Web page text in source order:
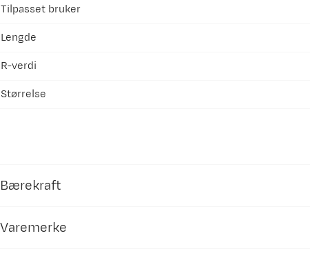
Tilpasset bruker
Lengde
R-verdi
Størrelse
Bærekraft
Varemerke